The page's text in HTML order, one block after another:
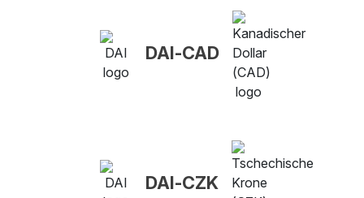
DAI-CAD
DAI-CZK